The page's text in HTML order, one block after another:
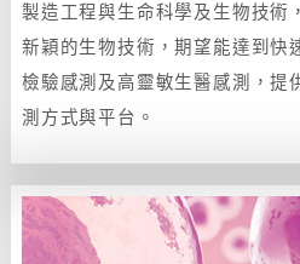
製造工程與生命科學及生物技術
新穎的生物技術，期望能達到快
檢驗感測及高靈敏生醫感測，提
測方式與平台。